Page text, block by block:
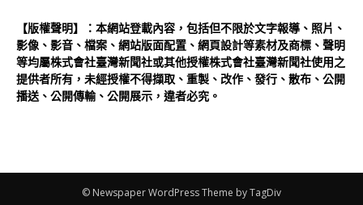
【版權聲明】：本網站登載內容，包括但不限於文字報導、照片、
影像、影音、檔案、網站版面配置、網頁設計等素材及商標、聲明
等均屬株式會社臺灣新聞社或其他授權株式會社臺灣新聞社使用之
提供者所有，未經授權不得擷取、重製、改作、發行、散布、公開
播送、公開傳輸、公開展示，違者必究。
© Newspaper WordPress Theme by TagDiv